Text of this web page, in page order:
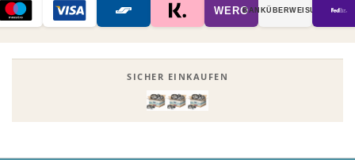
WEROBANK­ÜBER­WEISUNG
SICHER EINKAUFEN